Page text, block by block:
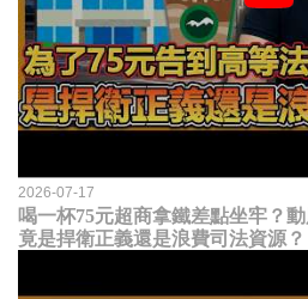
2026-07-17
喝一杯75元超商拿鐵差點坐牢？
竟是捍衛正義還是浪費司法資源？